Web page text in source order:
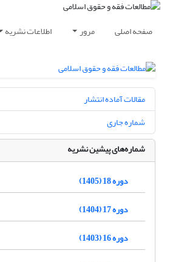
صفحه اصلی مرور اطلاعات نشریه
مقالات آماده انتشار
شماره جاری
شماره‌های پیشین نشریه
دوره 18 (1405)
دوره 17 (1404)
دوره 16 (1403)